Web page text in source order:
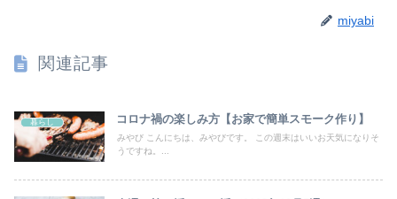
miyabi
関連記事
暮らし コロナ禍の楽しみ方【お家で簡単スモーク作り】
みやび こんにちは、みやびです。 この週末はいいお天気になりそ
うですね。...